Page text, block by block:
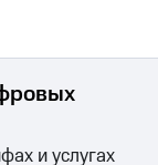
и услугах